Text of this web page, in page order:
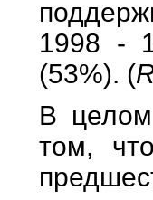
1998 -
(53%). (
В целом
том,